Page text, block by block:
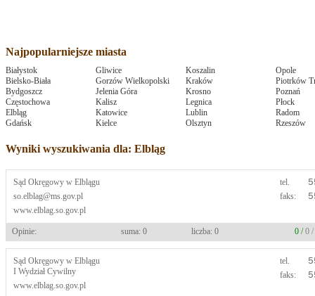
Najpopularniejsze miasta
Białystok
Bielsko-Biała
Bydgoszcz
Częstochowa
Elbląg
Gdańsk
Gliwice
Gorzów Wielkopolski
Jelenia Góra
Kalisz
Katowice
Kielce
Koszalin
Kraków
Krosno
Legnica
Lublin
Olsztyn
Opole
Piotrków
Poznań
Płock
Radom
Rzeszów
Wyniki wyszukiwania dla: Elbląg
Sąd Okręgowy w Elblągu
so.elblag@ms.gov.pl
www.elblag.so.gov.pl
tel.
faks:
Opinie: suma: 0 liczba: 0 0 /0 /
Sąd Okręgowy w Elblągu
I Wydział Cywilny
www.elblag.so.gov.pl
tel.
faks: